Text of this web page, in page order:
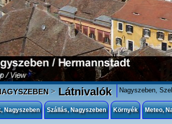
>Látnivalók Nagyszeben,
Nagyszeben Szállás, Nagyszeben Környék Meteo,